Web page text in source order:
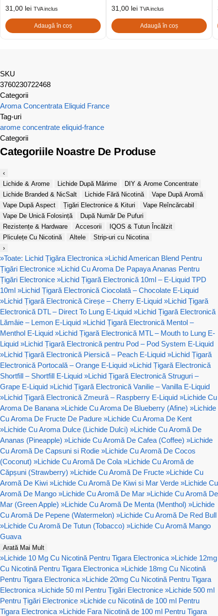
31,00 lei TVA inclus
Adaugă în coș
31,00 lei TVA inclus
Adaugă în coș
SKU
3760230722468
Categorii
Aroma Concentrata Eliquid France
Tag-uri
arome concentrate eliquid-france
Categorii
Categoriile Noastre De Produse
‹
Lichide & Arome
Lichide După Mărime
DIY & Arome Concentrate
Lichide Branded & NicSalt
Lichide Fără Nicotină
Vape După Aromă
Vape După Aspect
Țigări Electronice & Kituri
Vape Reîncărcabil
Vape De Unică Folosință
După Număr De Pufuri
Rezistențe & Hardware
Accesorii
IQOS & Tutun Încălzit
Pliculețe Cu Nicotină
Altele
Strip-uri cu Nicotina
›
»Toate: Lichid Țigăra Electronica »Lichid American Blend Pentru
Țigări Electronice »Lichid Cu Aroma De Papaya Ananas Pentru
Țigări Electronice »Lichid Țigară Electronică 10ml – E-Liquid TPD
10ml »Lichid Țigară Electronică Ciocolată – Chocolate E-Liquid
»Lichid Țigară Electronică Cireșe – Cherry E-Liquid »Lichid Țigară
Electronică DTL – Direct To Lung E-Liquid »Lichid Țigară Electronică
Lămâie – Lemon E-Liquid »Lichid Țigară Electronică Mentol –
Menthol E-Liquid »Lichid Țigară Electronică MTL – Mouth to Lung E-
Liquid »Lichid Țigară Electronică pentru Pod – Pod System E-Liquid
»Lichid Țigară Electronică Piersică – Peach E-Liquid »Lichid Țigară
Electronică Portocală – Orange E-Liquid »Lichid Țigară Electronică
Shortfill – Shortfill E-Liquid »Lichid Țigară Electronică Struguri –
Grape E-Liquid »Lichid Țigară Electronică Vanilie – Vanilla E-Liquid
»Lichid Țigară Electronică Zmeură – Raspberry E-Liquid »Lichide Cu
Aroma De Banana »Lichide Cu Aroma De Blueberry (Afine) »Lichide
Cu Aroma De Fructe De Padure »Lichide Cu Aroma De Kent
»Lichide Cu Aroma Dulce (Lichide Dulci) »Lichide Cu Aromă De
Ananas (Pineapple) »Lichide Cu Aromă De Cafea (Coffee) »Lichide
Cu Aromă De Capsuni si Rodie »Lichide Cu Aromă De Cocos
(Coconut) »Lichide Cu Aromă De Cola »Lichide Cu Aromă de
Căpșuni (Strawberry) »Lichide Cu Aromă De Fructe »Lichide Cu
Aromă De Kiwi »Lichide Cu Aromă De Kiwi si Mar Verde »Lichide Cu
Aromă De Mango »Lichide Cu Aromă De Mar »Lichide Cu Aromă De
Mar (Green Apple) »Lichide Cu Aromă De Menta (Menthol) »Lichide
Cu Aromă De Pepene (Watermelon) »Lichide Cu Aromă De Red Bull
»Lichide Cu Aromă De Tutun (Tobacco) »Lichide Cu Aromă Mango
Guava
Arată Mai Mult
»Lichide 10 Mg Cu Nicotină Pentru Tigara Electronica »Lichide 12mg
Cu Nicotină Pentru Tigara Electronica »Lichide 18mg Cu Nicotină
Pentru Tigara Electronica »Lichide 20mg Cu Nicotină Pentru Tigara
Electronica »Lichide 50 ml Pentru Țigări Electronice »Lichide 500 ml
Pentru Țigări Electronice »Lichide cu Nicotină de 100 ml Pentru
Tigara Electronica »Lichide Fara Nicotină de 100 ml Pentru Tigara